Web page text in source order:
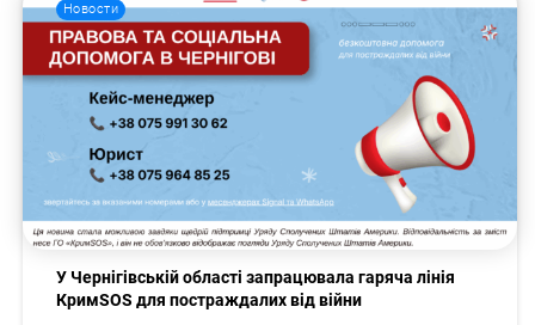
Новости
У Чернігівській області запрацювала гаряча лінія
КримSOS для постраждалих від війни